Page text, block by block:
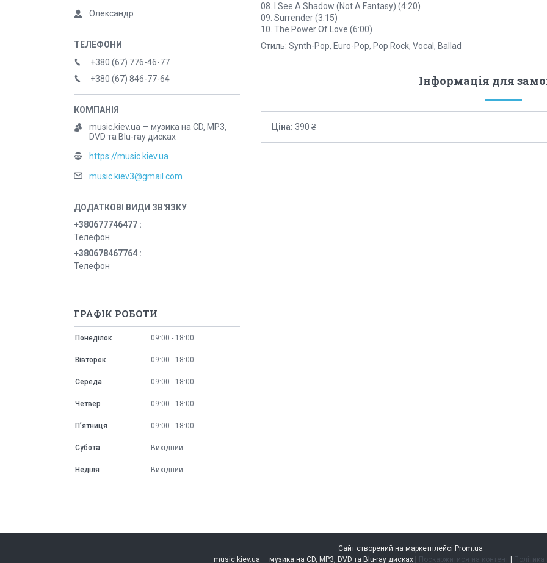
08. I See A Shadow (Not A Fantasy) (4:20)
09. Surrender (3:15)
10. The Power Of Love (6:00)
Стиль: Synth-Pop, Euro-Pop, Pop Rock, Vocal, Ballad
Інформація для
Ціна: 390 ₴
Олександр
+380 (67) 776-46-77
+380 (67) 846-77-64
music.kiev.ua — музика на CD, MP3,
DVD та Blu-ray дисках
https://music.kiev.ua
music.kiev3@gmail.com
+380677746477
Телефон
+380678467764
Телефон
ГРАФІК РОБОТИ
Понеділок 09:00 18:00
Вівторок 09:00 18:00
Середа 09:00 18:00
Четвер 09:00 18:00
Пʼятниця 09:00 18:00
Субота Вихідний
Неділя Вихідний
Сайт створений на маркетплейсі Prom.ua
music.kiev.ua — музика на CD, MP3, DVD та Blu-ray дисках | Поскаржитися на контент | Політика